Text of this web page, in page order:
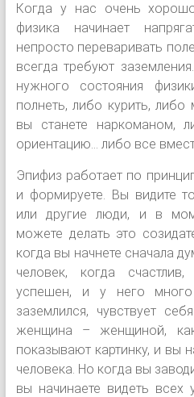
Когда у нас очень
физика начинает
непросто переваривать
всегда требуют
нужного состояния
полнеть, либо курить, либо
вы станете наркоманом,
ориентацию… либо все
Эпифиз работает по
и формируете. Вы видите
или другие люди, и в
можете делать это
когда вы начнете сначала
человек, когда
успешен, и у него
заземлился, чувствует
женщина – женщиной,
показывают картинку, и вы
человека. Но когда вы
вы начинаете видеть